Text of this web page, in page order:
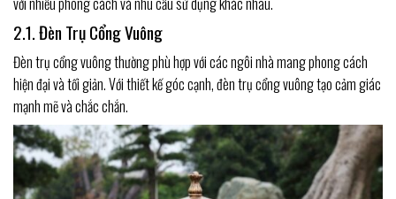
2.1. Đèn Trụ Cổng Vuông
Đèn trụ cổng vuông thường phù hợp với các ngôi nhà mang phong cách
hiện đại và tối giản. Với thiết kế góc cạnh, đèn trụ cổng vuông tạo cảm giác
mạnh mẽ và chắc chắn.